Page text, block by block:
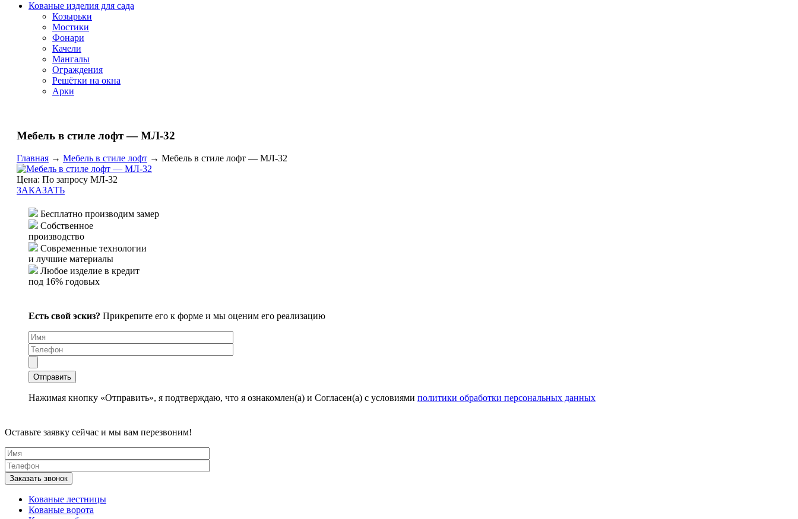
Кованые изделия для сада
Козырьки
Мостики
Фонари
Качели
Мангалы
Ограждения
Решётки на окна
Арки
Мебель в стиле лофт — МЛ-32
Главная → Мебель в стиле лофт → Мебель в стиле лофт — МЛ-32
Цена: По запросу МЛ-32
ЗАКАЗАТЬ
Бесплатно производим замер
Собственное
производство
Современные технологии
и лучшие материалы
Любое изделие в кредит
под 16% годовых
Есть свой эскиз? Прикрепите его к форме и мы оценим его реализацию
Нажимая кнопку «Отправить», я подтверждаю, что я ознакомлен(а) и Согласен(а) с условиями политики обработки персональных данных
Оставьте заявку сейчас и мы вам перезвоним!
Кованые лестницы
Кованые ворота